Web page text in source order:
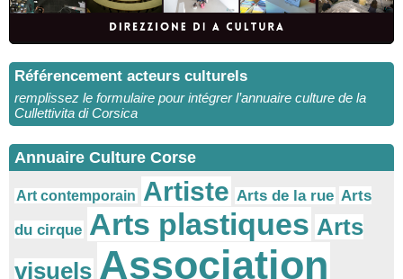
Référencement acteurs culturels
remplissez le formulaire pour intégrer l’annuaire culture de la
Cullettivita di Corsica
Annuaire Culture Corse
Art contemporain Artiste Arts de la rue Arts
du cirque Arts plastiques Arts
visuels Association